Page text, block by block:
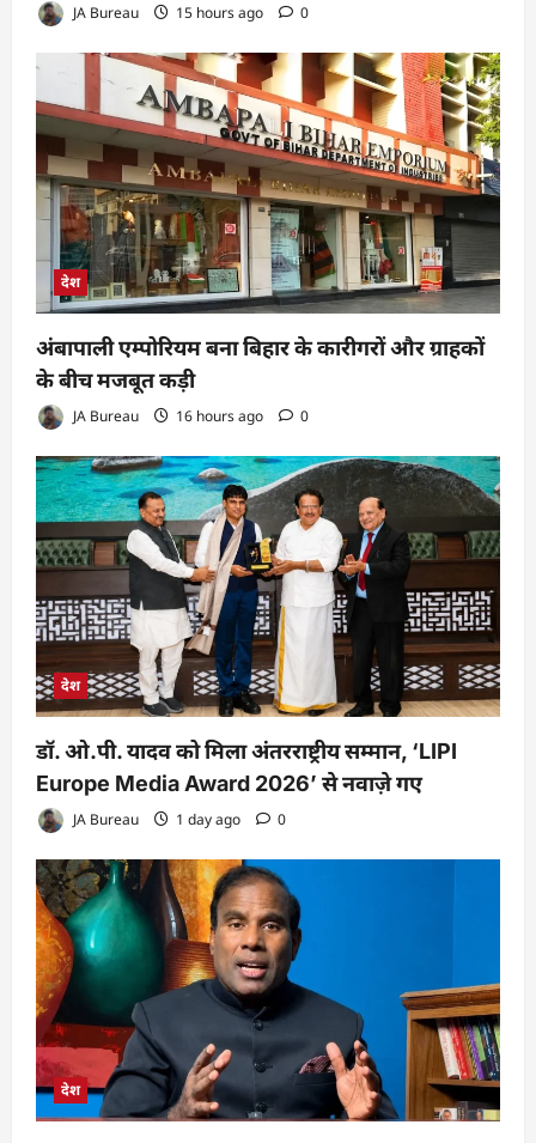
JA Bureau 15 hours ago 0
देश
अंबापाली एम्पोरियम बना बिहार के कारीगरों और ग्राहकों
के बीच मजबूत कड़ी
JA Bureau 16 hours ago 0
देश
डॉ. ओ.पी. यादव को मिला अंतरराष्ट्रीय सम्मान, ‘LIPI
Europe Media Award 2026’ से नवाज़े गए
JA Bureau 1 day ago 0
देश